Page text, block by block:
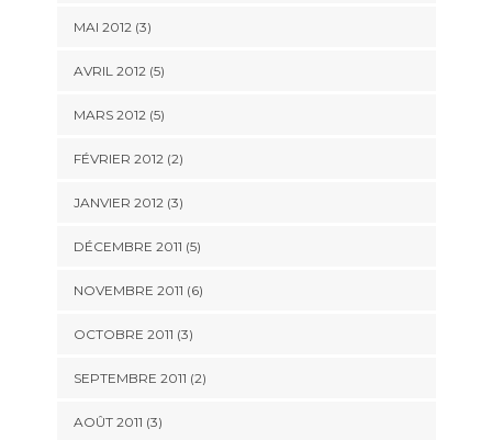
MAI 2012(3)
AVRIL 2012(5)
MARS 2012(5)
FÉVRIER 2012(2)
JANVIER 2012(3)
DÉCEMBRE 2011 (5)
NOVEMBRE 2011 (6)
OCTOBRE 2011 (3)
SEPTEMBRE 2011 (2)
AOÛT 2011 (3)